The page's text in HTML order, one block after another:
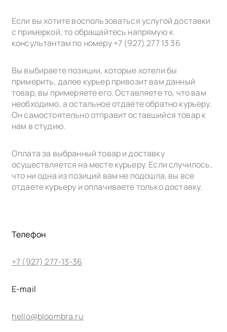
Если вы хотите воспользоваться услугой доставки
с примеркой, то обращайтесь напрямую к
консультантам по номеру +7 (927) 277 13 36
Вы выбираете позиции, которые хотели бы
примерить, далее курьер привозит вам данный
товар, вы примеряете его. Оставляете то, что вам
необходимо, а остальное отдаете обратно курьеру.
Он самостоятельно отправит оставшийся товар к
нам в cтудию.
Оплата за выбранный товар и доставку
осуществляется на месте курьеру. Если случилось,
что ни одна из позиций вам не подошла, вы все
отдаете курьеру и оплачиваете только доставку.
Телефон
+7 (927) 277-13-36
E-mail
hello@bloombra.ru